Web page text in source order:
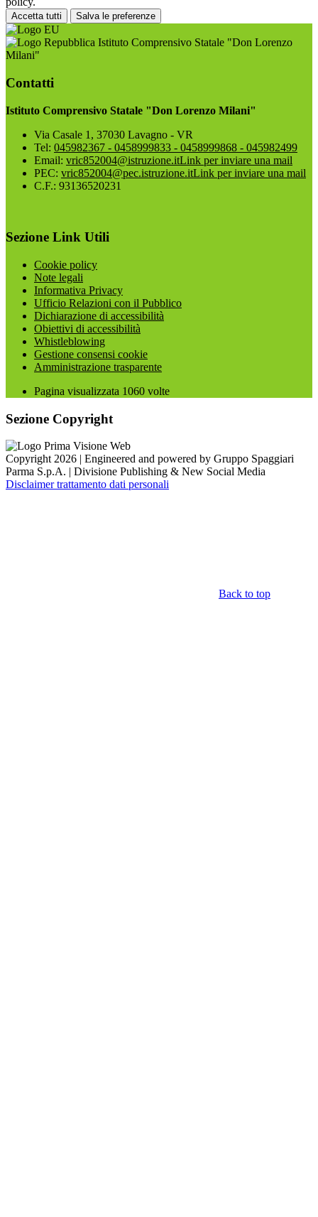
Accetta tutti Salva le preferenze
Istituto Comprensivo Statale "Don Lorenzo
Milani"
Contatti
Istituto Comprensivo Statale "Don Lorenzo Milani"
Via Casale 1, 37030 Lavagno - VR
Tel: 045982367 - 0458999833 - 0458999868 - 045982499
Email: vric852004@istruzione.itLink per inviare una mail
PEC: vric852004@pec.istruzione.itLink per inviare una mail
C.F.: 93136520231
Sezione Link Utili
Cookie policy
Note legali
Informativa Privacy
Ufficio Relazioni con il Pubblico
Dichiarazione di accessibilità
Obiettivi di accessibilità
Whistleblowing
Gestione consensi cookie
Amministrazione trasparente
Pagina visualizzata 1060 volte
Sezione Copyright
Copyright 2026 | Engineered and powered by Gruppo Spaggiari
Parma S.p.A. | Divisione Publishing & New Social Media
Disclaimer trattamento dati personali
Back to top